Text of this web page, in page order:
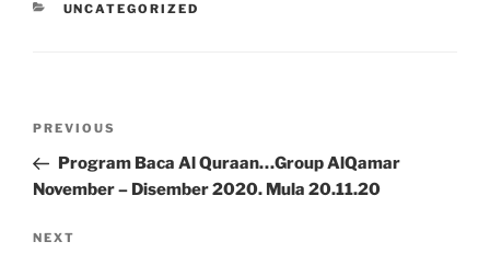
CATEGORIES
UNCATEGORIZED
Previous
Post
PREVIOUS
Program Baca Al Quraan…Group AlQamar
November – Disember 2020. Mula 20.11.20
Next
NEXT